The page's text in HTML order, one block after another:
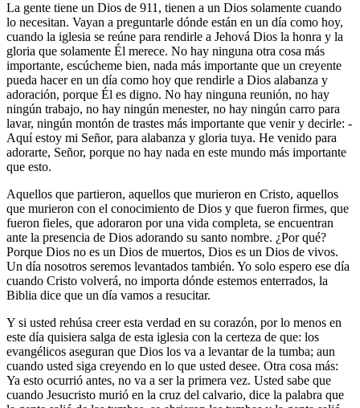
La gente tiene un Dios de 911, tienen a un Dios solamente cuando
lo necesitan. Vayan a preguntarle dónde están en un día como hoy,
cuando la iglesia se reúne para rendirle a Jehová Dios la honra y la
gloria que solamente Él merece. No hay ninguna otra cosa más
importante, escúcheme bien, nada más importante que un creyente
pueda hacer en un día como hoy que rendirle a Dios alabanza y
adoración, porque Él es digno. No hay ninguna reunión, no hay
ningún trabajo, no hay ningún menester, no hay ningún carro para
lavar, ningún montón de trastes más importante que venir y decirle: -
Aquí estoy mi Señor, para alabanza y gloria tuya. He venido para
adorarte, Señor, porque no hay nada en este mundo más importante
que esto.
Aquellos que partieron, aquellos que murieron en Cristo, aquellos
que murieron con el conocimiento de Dios y que fueron firmes, que
fueron fieles, que adoraron por una vida completa, se encuentran
ante la presencia de Dios adorando su santo nombre. ¿Por qué?
Porque Dios no es un Dios de muertos, Dios es un Dios de vivos.
Un día nosotros seremos levantados también. Yo solo espero ese día
cuando Cristo volverá, no importa dónde estemos enterrados, la
Biblia dice que un día vamos a resucitar.
Y si usted rehúsa creer esta verdad en su corazón, por lo menos en
este día quisiera salga de esta iglesia con la certeza de que: los
evangélicos aseguran que Dios los va a levantar de la tumba; aun
cuando usted siga creyendo en lo que usted desee. Otra cosa más:
Ya esto ocurrió antes, no va a ser la primera vez. Usted sabe que
cuando Jesucristo murió en la cruz del calvario, dice la palabra que